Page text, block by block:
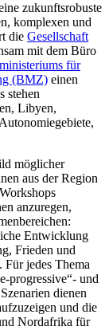
zukunftsrobuste
komplexen und
die Gesellschaft
mit dem Büro
für
(BMZ) einen
stehen
Libyen,
möglicher
aus der Region
anzuregen,
Entwicklung
Frieden und
Für jedes Thema
progressive“- und
dienen
und die
Nordafrika für